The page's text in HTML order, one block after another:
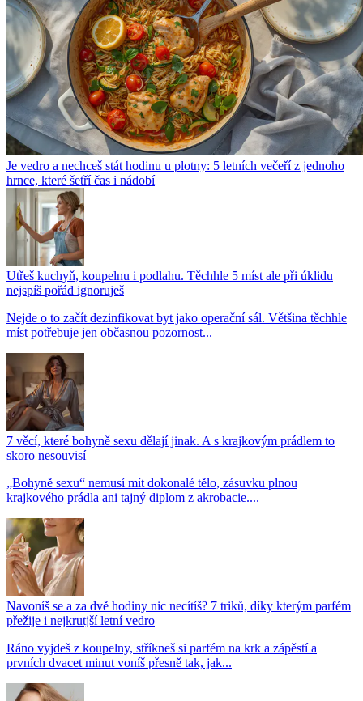
Je vedro a nechceš stát hodinu u plotny: 5 letních večeří z jednoho
hrnce, které šetří čas i nádobí
Utřeš kuchyň, koupelnu i podlahu. Těchhle 5 míst ale při úklidu
nejspíš pořád ignoruješ
Nejde o to začít dezinfikovat byt jako operační sál. Většina těchhle
míst potřebuje jen občasnou pozornost...
7 věcí, které bohyně sexu dělají jinak. A s krajkovým prádlem to
skoro nesouvisí
„Bohyně sexu“ nemusí mít dokonalé tělo, zásuvku plnou
krajkového prádla ani tajný diplom z akrobacie....
Navoníš se a za dvě hodiny nic necítíš? 7 triků, díky kterým parfém
přežije i nejkrutjší letní vedro
Ráno vyjdeš z koupelny, stříkneš si parfém na krk a zápěstí a
prvních dvacet minut voníš přesně tak, jak...